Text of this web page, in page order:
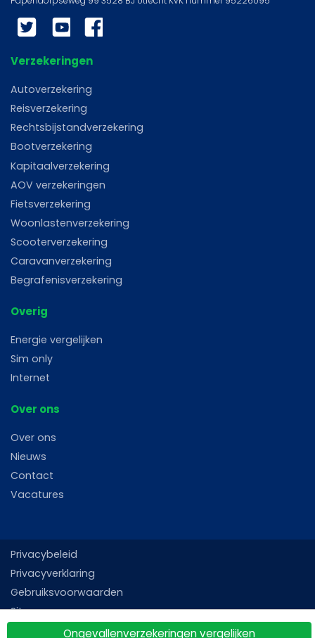
Ongevallenverzekeringen vergelijken
Twitter YouTube
Verzekeringen
Autoverzekering
Reisverzekering
Rechtsbijstandverzekering
Bootverzekering
Kapitaalverzekering
AOV verzekeringen
Fietsverzekering
Woonlastenverzekering
Scooterverzekering
Caravanverzekering
Begrafenisverzekering
Overig
Energie vergelijken
Sim only
Internet
Over ons
Over ons
Nieuws
Contact
Vacatures
Privacybeleid
Privacyverklaring
Gebruiksvoorwaarden
Sitemap